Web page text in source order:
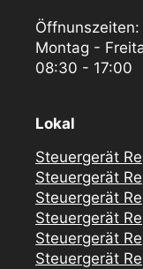
Öffnunszeiten:
Montag -
08:30 - 17:00
Lokal
Steuergerät
Steuergerät
Steuergerät
Steuergerät
Steuergerät
Steuergerät